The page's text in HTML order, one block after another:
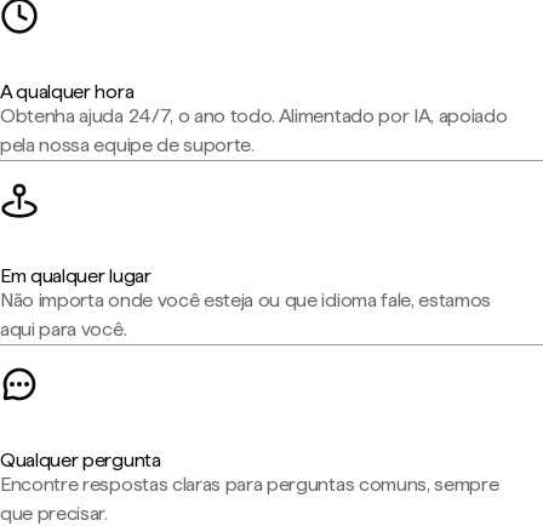
A qualquer hora
Obtenha ajuda 24/7, o ano todo. Alimentado por IA, apoiado
pela nossa equipe de suporte.
Em qualquer lugar
Não importa onde você esteja ou que idioma fale, estamos
aqui para você.
Qualquer pergunta
Encontre respostas claras para perguntas comuns, sempre
que precisar.